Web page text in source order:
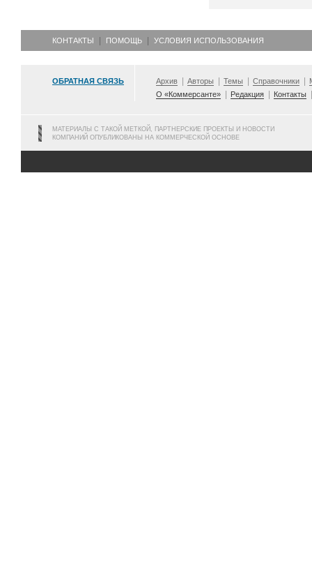
КОНТАКТЫ ПОМОЩЬ УСЛОВИЯ ИСПОЛЬЗОВАНИЯ
ОБРАТНАЯ СВЯЗЬ Архив Авторы Темы Справочники
О «Коммерсанте»
Редакция Контакты
МАТЕРИАЛЫ С ТАКОЙ МЕТКОЙ, ПАРТНЕРСКИЕ ПРОЕКТЫ И НОВОСТИ
КОМПАНИЙ ОПУБЛИКОВАНЫ НА КОММЕРЧЕСКОЙ ОСНОВЕ